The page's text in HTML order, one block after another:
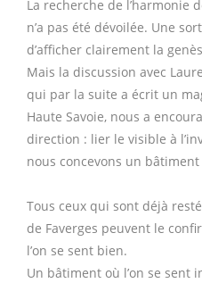
La recherche de l’harmonie
n’a pas été dévoilée. Une
d’afficher clairement la
Mais la discussion avec
qui par la suite a écrit un
Haute Savoie, nous a
direction : lier le visible à
nous concevons un
Tous ceux qui sont déjà
de Faverges peuvent le
l’on se sent bien.
Un bâtiment où l’on se sent